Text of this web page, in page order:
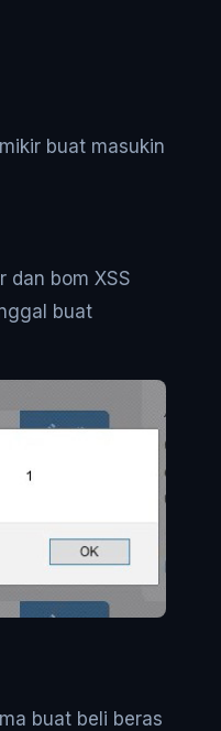
buat masukin
dan bom XSS
buat
buat beli beras